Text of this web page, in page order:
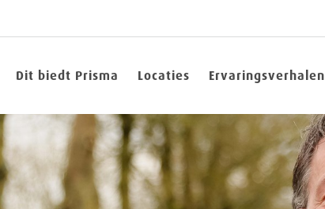
Dit biedt Prisma Locaties Ervaringsverhalen